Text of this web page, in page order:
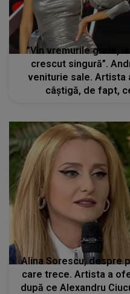
”Vin vremurile grele,
crescut singură”.
veniturie sale. Artista
câștigă, de fapt,
Alina Sorescu, despre
care trece. Artista a
după ce Alexandru